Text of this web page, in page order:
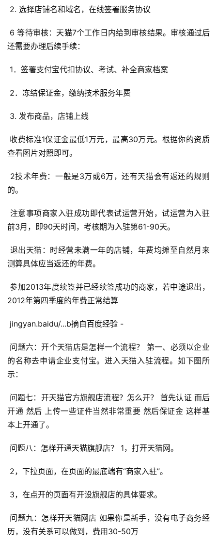
首
页
自
体
G
O
优
化
A
观
电
商
运
2. 选择店铺名和域名，在线签署服务协议
还需要办理后续手续：
1．签署支付宝代扣协议、考试、补全商家档案
2．冻结保证金，缴纳技术服务年费
3. 发布商品，店铺上线
查看图片对照即可。
的。
前3月，即90天时间，考核期为入驻第61-90天。
测算具体应当返还的年费。
参加2013年度续签并已经续签成功的商家，若中途退出，
2012年第四季度的年费正常结算
jingyan.baidu/...b摘自百度经验 -
的名称去申请企业支付宝。进入天猫入驻流程。如下图所
示：
开通 然后 上传一些证件当然非常重要 然后保证金 这样基
本上开通了。
问题八：怎样开通天猫旗舰店？ 1，打开天猫网。
2，下拉页面，在页面的最底端有“商家入驻”。
3，在点开的页面有开设旗舰店的具体要求。
历，没有关系可以做到，费用30-50万